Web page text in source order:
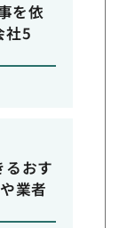
を依
社5
おす
業者